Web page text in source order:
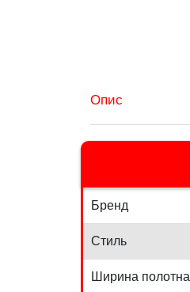
Опис
Бренд
Стиль
Ширина полотна